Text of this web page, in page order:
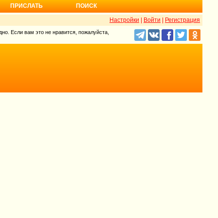
ПРИСЛАТЬ ПОИСК
Настройки Войти Регистрация
Если вам это не нравится, пожалуйста,